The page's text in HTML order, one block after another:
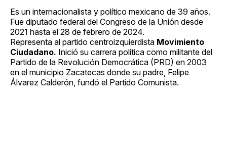
Es un internacionalista y político mexicano de 39 años.
Fue diputado federal del Congreso de la Unión desde
2021 hasta el 28 de febrero de 2024.
Representa al partido centroizquierdista Movimiento
Ciudadano. Inició su carrera política como militante del
Partido de la Revolución Democrática (PRD) en 2003
en el municipio Zacatecas donde su padre, Felipe
Álvarez Calderón, fundó el Partido Comunista.